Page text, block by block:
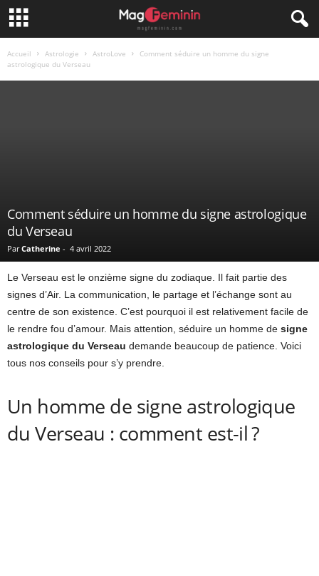
Accueil Astrologie AstroLove
Comment séduire un homme du signe
astrologique du Verseau
Comment séduire un homme du signe astrologique
du Verseau
Par Catherine - 4 avril 2022
Le Verseau est le onzième signe du zodiaque. Il fait partie des
signes d’Air. La communication, le partage et l’échange sont au
centre de son existence. C’est pourquoi il est relativement facile de
le rendre fou d’amour. Mais attention, séduire un homme de signe
astrologique du Verseau demande beaucoup de patience. Voici
tous nos conseils pour s’y prendre.
Un homme de signe astrologique
du Verseau : comment est-il ?